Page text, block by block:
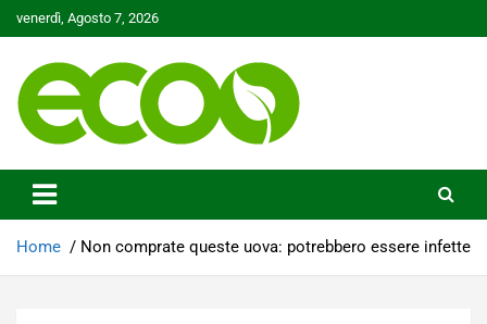
to
venerdì, Agosto 7, 2026
Ecoo.it
Home Non comprate queste uova: potrebbero essere infette